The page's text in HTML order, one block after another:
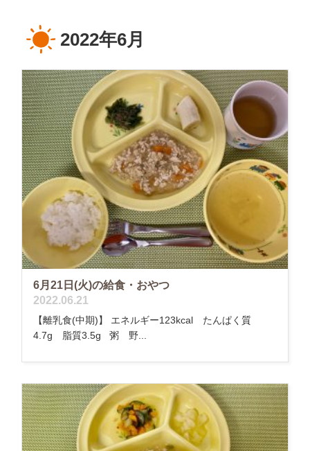
2022年6月
6月21日(火)の給食・おやつ
2022.06.21
【離乳食(中期)】 エネルギー123kcal たんぱく質
4.7g 脂質3.5g 粥 野...